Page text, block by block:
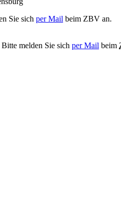
Sie sich per Mail beim ZBV an.
melden Sie sich per Mail beim